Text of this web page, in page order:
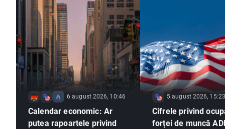
6 august 2026, 10:46
Calendar economic: Ar
putea rapoartele privind
5 august 2026, 15:23
Cifrele privind
forței de muncă